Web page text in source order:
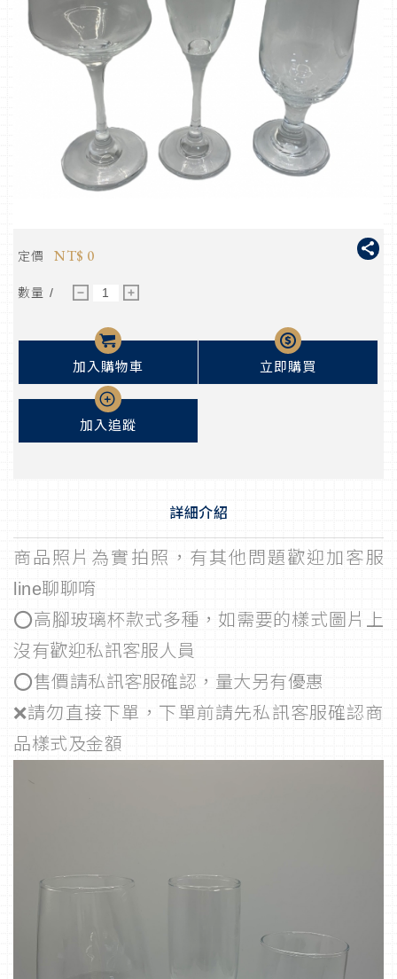
定價 NT$ 0
數量 / － ＋
加入購物車 立即購買
加入追蹤
詳細介紹
商品照片為實拍照，有其他問題歡迎加客服
line聊聊唷
⭕高腳玻璃杯款式多種，如需要的樣式圖片上
沒有歡迎私訊客服人員
⭕售價請私訊客服確認，量大另有優惠
❌請勿直接下單，下單前請先私訊客服確認商
品樣式及金額